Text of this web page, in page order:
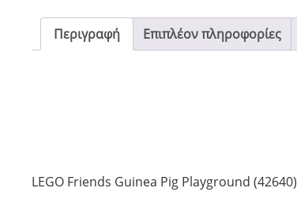
Περιγραφή Επιπλέον πληροφορίες
LEGO Friends Guinea Pig Playground (42640)